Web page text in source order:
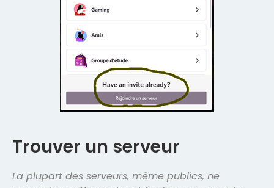
Trouver un serveur
La plupart des serveurs, même publics, ne